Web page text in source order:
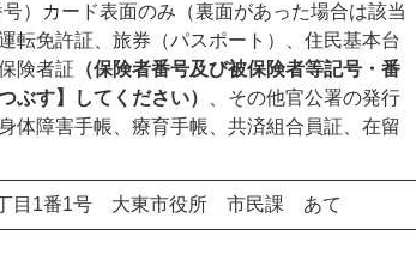
）カード表面のみ（裏面があった場合は該当
転免許証、旅券（パスポート）、住民基本台
険者証 （保険者番号及び被保険者等記号・番
ぶす】してください）
、その他官公署の発行
体障害手帳、療育手帳、共済組合員証、在留
目1番1号 大東市役所 市民課 あて